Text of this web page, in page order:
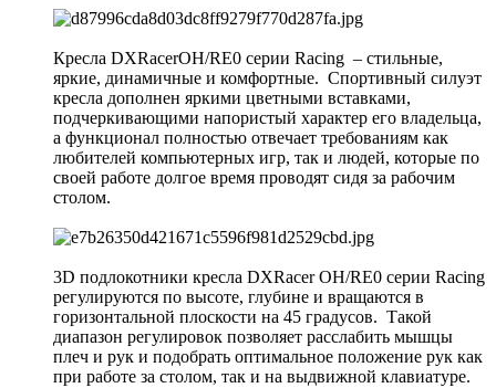
Кресла DXRacerOH/RE0 серии Racing – стильные,
яркие, динамичные и комфортные. Спортивный силуэт
кресла дополнен яркими цветными вставками,
подчеркивающими напористый характер его владельца,
а функционал полностью отвечает требованиям как
любителей компьютерных игр, так и людей, которые по
своей работе долгое время проводят сидя за рабочим
столом.
3D подлокотники кресла DXRacer OH/RE0 серии Racing
регулируются по высоте, глубине и вращаются в
горизонтальной плоскости на 45 градусов. Такой
диапазон регулировок позволяет расслабить мышцы
плеч и рук и подобрать оптимальное положение рук как
при работе за столом, так и на выдвижной клавиатуре.